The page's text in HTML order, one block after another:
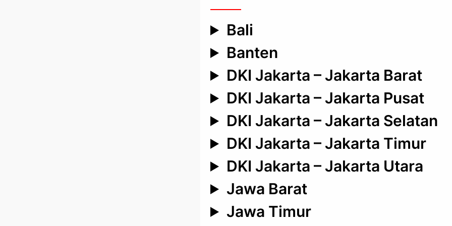
Bali
Banten
DKI Jakarta – Jakarta Barat
DKI Jakarta – Jakarta Pusat
DKI Jakarta – Jakarta Selatan
DKI Jakarta – Jakarta Timur
DKI Jakarta – Jakarta Utara
Jawa Barat
Jawa Timur